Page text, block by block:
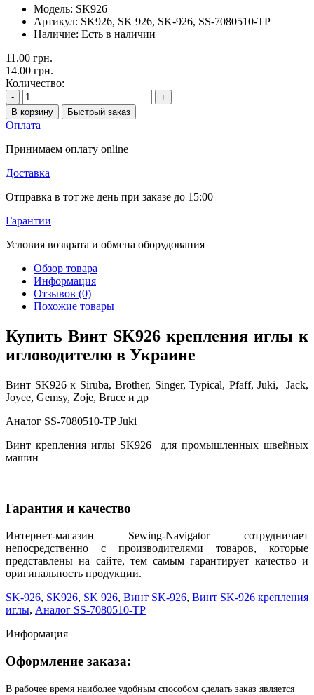
Модель: SK926
Артикул: SK926, SK 926, SK-926, SS-7080510-TP
Наличие: Есть в наличии
11.00 грн.
14.00 грн.
Количество:
-
+
В корзину
Быстрый заказ
Оплата
Принимаем оплату online
Доставка
Отправка в тот же день при заказе до 15:00
Гарантии
Условия возврата и обмена оборудования
Обзор товара
Информация
Отзывов (0)
Похожие товары
Купить Винт SK926 крепления иглы к
игловодителю в Украине
Винт SK926 к Siruba, Brother, Singer, Typical, Pfaff, Juki, Jack,
Joyee, Gemsy, Zoje, Bruce и др
Аналог SS-7080510-TP Juki
Винт крепления иглы SK926 для промышленных швейных
машин
Гарантия и качество
Интернет-магазин Sewing-Navigator сотрудничает
непосредственно с производителями товаров, которые
представлены на сайте, тем самым гарантирует качество и
оригинальность продукции.
SK-926, SK926, SK 926, Винт SK-926, Винт SK-926 крепления
иглы, Аналог SS-7080510-TP
Информация
Оформление заказа:
В рабочее время наиболее удобным способом сделать заказ является